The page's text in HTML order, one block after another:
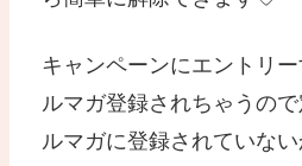
キャンペーンにエントリ
ルマガ登録されちゃうの
ルマガに登録されていな